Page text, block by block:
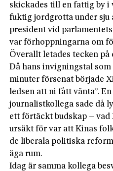
skickades till en fattig by i
fuktig jordgrotta under sju
president vid
var förhoppningarna om
Överallt letades tecken på
Då hans invigningstal
minuter försenat började
ledsen att ni fått vänta”.
journalistkollega sade då
ett förtäckt budskap – vad
ursäkt för var att Kinas
de liberala politiska
äga rum.
Idag är samma kollega